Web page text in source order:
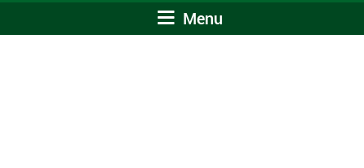
Menu